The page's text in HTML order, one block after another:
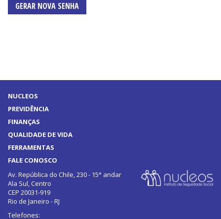
GERAR NOVA SENHA
NUCLEOS
PREVIDÊNCIA
FINANÇAS
QUALIDADE DE VIDA
FERRAMENTAS
FALE CONOSCO
Av. República do Chile, 230 - 15° andar
Ala Sul, Centro
CEP 20031-919
Rio de Janeiro - RJ
Telefones: